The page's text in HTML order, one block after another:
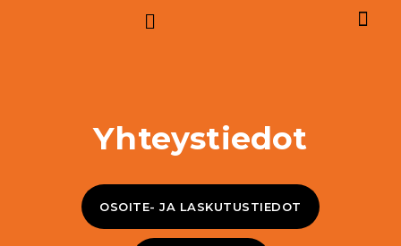
Yhteystiedot
OSOITE- JA LASKUTUSTIEDOT